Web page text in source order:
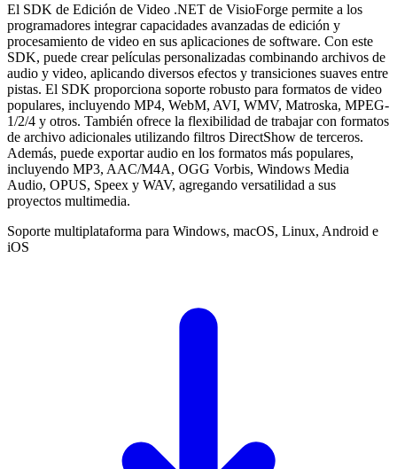
El SDK de Edición de Video .NET de VisioForge permite a los
programadores integrar capacidades avanzadas de edición y
procesamiento de video en sus aplicaciones de software. Con este
SDK, puede crear películas personalizadas combinando archivos de
audio y video, aplicando diversos efectos y transiciones suaves entre
pistas. El SDK proporciona soporte robusto para formatos de video
populares, incluyendo MP4, WebM, AVI, WMV, Matroska, MPEG-
1/2/4 y otros. También ofrece la flexibilidad de trabajar con formatos
de archivo adicionales utilizando filtros DirectShow de terceros.
Además, puede exportar audio en los formatos más populares,
incluyendo MP3, AAC/M4A, OGG Vorbis, Windows Media
Audio, OPUS, Speex y WAV, agregando versatilidad a sus
proyectos multimedia.
Soporte multiplataforma para Windows, macOS, Linux, Android e
iOS